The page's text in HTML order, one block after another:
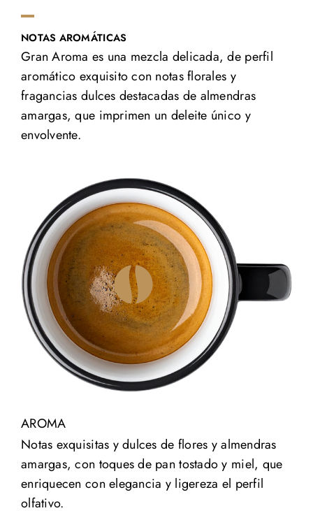
NOTAS AROMÁTICAS
Gran Aroma es una mezcla delicada, de perfil
aromático exquisito con notas florales y
fragancias dulces destacadas de almendras
amargas, que imprimen un deleite único y
envolvente.
AROMA
Notas exquisitas y dulces de flores y almendras
amargas, con toques de pan tostado y miel, que
enriquecen con elegancia y ligereza el perfil
olfativo.